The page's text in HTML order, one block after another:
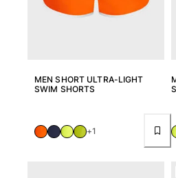
MEN SHORT ULTRA-LIGHT
SWIM SHORTS
+1